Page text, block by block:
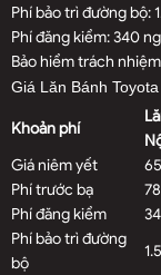
Phí bảo trì đường bộ:
Phí đăng kiểm: 340
Bảo hiểm trách
Giá Lăn Bánh
Khoản phí
Giá niêm yết
Phí trước bạ
Phí đăng kiểm
Phí bảo trì đường
bộ